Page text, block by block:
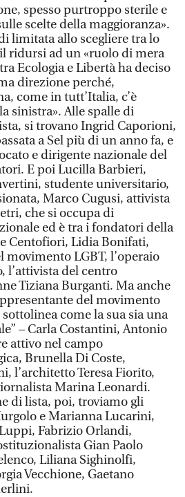
spesso purtroppo sterile e
scelte della maggioranza».
limitata allo scegliere tra lo
ridursi ad un «ruolo di mera
Ecologia e Libertà ha deciso
direzione perché,
come in tutt’Italia, c’è
sinistra». Alle spalle di
si trovano Ingrid Caporioni,
a Sel più di un anno fa, e
e dirigente nazionale del
E poi Lucilla Barbieri,
studente universitario,
Marco Cugusi, attivista
che si occupa di
ed è tra i fondatori della
Centofiori, Lidia Bonifati,
LGBT, l’operaio
l’attivista del centro
Tiziana Burganti. Ma anche
del movimento
sottolinea come la sua sia una
– Carla Costantini, Antonio
attivo nel campo
Brunella Di Coste,
l’architetto Teresa Fiorito,
Marina Leonardi.
di lista, poi, troviamo gli
e Marianna Lucarini,
Fabrizio Orlandi,
Gian Paolo
Liliana Sighinolfi,
Vecchione, Gaetano